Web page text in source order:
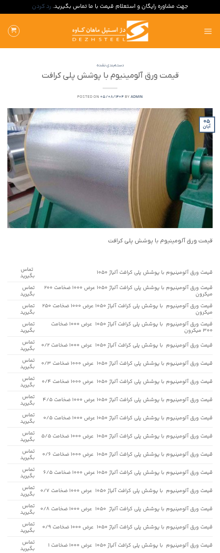
جهت مشاوره رایگان و استعلام قیمت با ما تماس بگیرید. رد کردن
محتوا
بروید
دسته‌بندی نشده
قیمت ورق آلومینیوم با پوشش پلی کرافت
POSTED ON 05/08/1404BYADMIN
05
آبان
قیمت ورق آلومینیوم با پوشش پلی کرافت
قیمت ورق آلومینیوم با پوشش پلی کرافت آلیاژ 1050 تماس
بگیرید
قیمت ورق آلومینیوم با پوشش پلی کرافت آلیاژ 1050 عرض 1000 ضخامت 200
میکرون
تماس
بگیرید
قیمت ورق آلومینیوم با پوشش پلی کرافت آلیاژ 1050 عرض 1000 ضخامت 250
میکرون
تماس
بگیرید
قیمت ورق آلومینیوم با پوشش پلی کرافت آلیاژ 1050 عرض 1000 ضخامت
300 میکرون
تماس
بگیرید
قیمت ورق آلومینیوم با پوشش پلی کرافت آلیاژ 1050 عرض 1000 ضخامت 0/2
تماس
بگیرید
قیمت ورق آلومینیوم با پوشش پلی کرافت آلیاژ 1050 عرض 1000 ضخامت 0/3
تماس
بگیرید
قیمت ورق آلومینیوم با پوشش پلی کرافت آلیاژ 1050 عرض 1000 ضخامت 0/4
تماس
بگیرید
قیمت ورق آلومینیوم با پوشش پلی کرافت آلیاژ 1050 عرض 1000 ضخامت 4/5
تماس
بگیرید
قیمت ورق آلومینیوم با پوشش پلی کرافت آلیاژ 1050 عرض 1000 ضخامت 0/5
تماس
بگیرید
قیمت ورق آلومینیوم با پوشش پلی کرافت آلیاژ 1050 عرض 1000 ضخامت 5/5
تماس
بگیرید
قیمت ورق آلومینیوم با پوشش پلی کرافت آلیاژ 1050 عرض 1000 ضخامت 0/6
تماس
بگیرید
قیمت ورق آلومینیوم با پوشش پلی کرافت آلیاژ 1050 عرض 1000 ضخامت 6/5
تماس
بگیرید
قیمت ورق آلومینیوم با پوشش پلی کرافت آلیاژ 1050 عرض 1000 ضخامت 0/7
تماس
بگیرید
قیمت ورق آلومینیوم با پوشش پلی کرافت آلیاژ 1050 عرض 1000 ضخامت 0/8
تماس
بگیرید
قیمت ورق آلومینیوم با پوشش پلی کرافت آلیاژ 1050 عرض 1000 ضخامت 0/9
تماس
بگیرید
قیمت ورق آلومینیوم با پوشش پلی کرافت آلیاژ 1050 عرض 1000 ضخامت 1
تماس
بگیرید